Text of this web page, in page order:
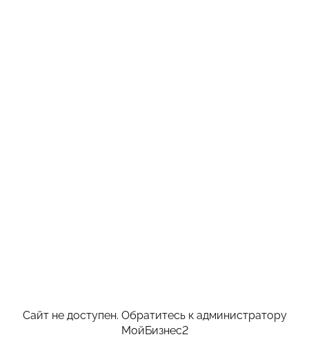
Сайт не доступен. Обратитесь к администратору
МойБизнес2